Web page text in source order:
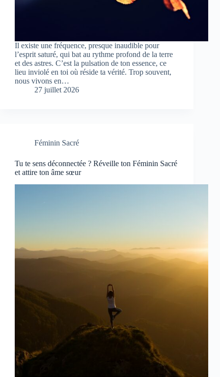
Il existe une fréquence, presque inaudible pour
l’esprit saturé, qui bat au rythme profond de la terre
et des astres. C’est la pulsation de ton essence, ce
lieu inviolé en toi où réside ta vérité. Trop souvent,
nous vivons en…
27 juillet 2026
Féminin Sacré
Tu te sens déconnectée ? Réveille ton Féminin Sacré
et attire ton âme sœur